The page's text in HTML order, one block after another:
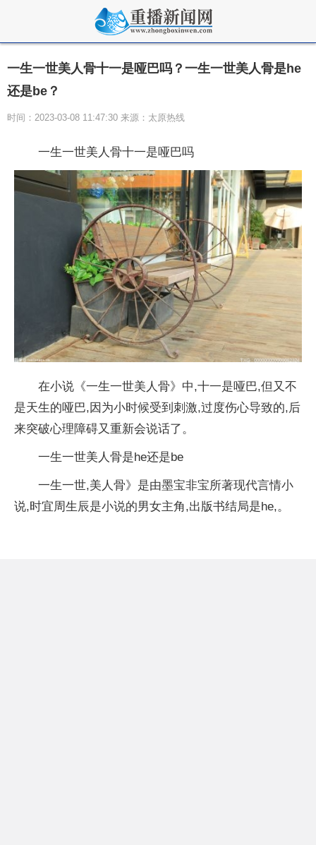
一生一世美人骨十一是哑巴吗？一生一世美人骨是he
还是be？
时间：2023-03-08 11:47:30 来源：太原热线
一生一世美人骨十一是哑巴吗
在小说《一生一世美人骨》中,十一是哑巴,但又不
是天生的哑巴,因为小时候受到刺激,过度伤心导致的,后
来突破心理障碍又重新会说话了。
一生一世美人骨是he还是be
一生一世,美人骨》是由墨宝非宝所著现代言情小
说,时宜周生辰是小说的男女主角,出版书结局是he,。